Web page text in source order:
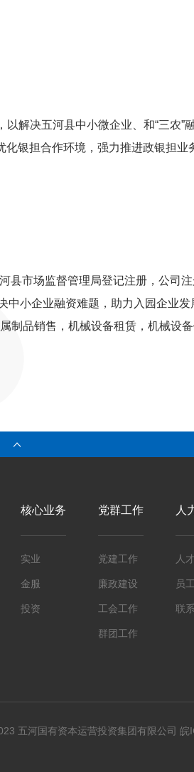
解决五河县中小微企业、和“三农”
化银担合作环境，强力推进政银担业
市场监督管理局登记注册，公司
小企业融资难题，助力入园企业
品销售，机械设备租赁，机械设
核心业务
实业
金服
投资
党群工作
党建工作
廉政建设
工会工作
群团工作
人
人
员
联
五河国有资本运营投资集团有限公司 皖